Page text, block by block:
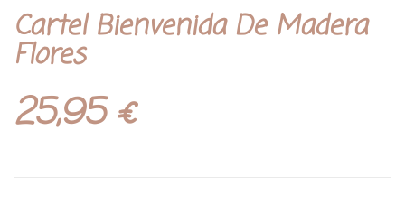
Cartel Bienvenida De Madera
Flores
25,95€